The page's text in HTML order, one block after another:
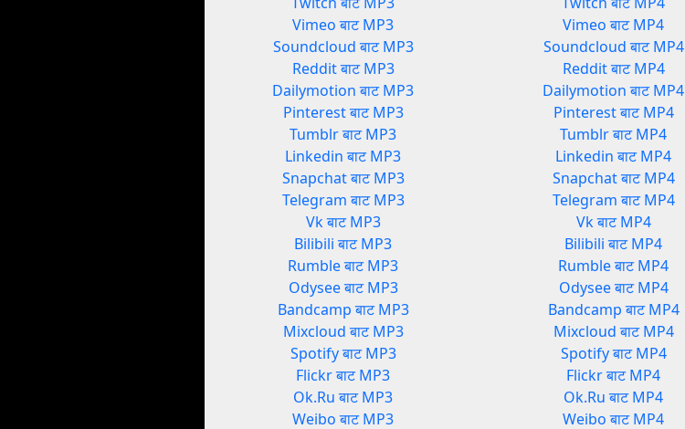
Vimeo बाट MP3
Soundcloud बाट MP3
Reddit बाट MP3
Dailymotion बाट MP3
Pinterest बाट MP3
Tumblr बाट MP3
Linkedin बाट MP3
Snapchat बाट MP3
Telegram बाट MP3
Vk बाट MP3
Bilibili बाट MP3
Rumble बाट MP3
Odysee बाट MP3
Bandcamp बाट MP3
Mixcloud बाट MP3
Spotify बाट MP3
Flickr बाट MP3
Ok.Ru बाट MP3
Weibo बाट MP3
Vimeo बाट MP4
Soundcloud बाट MP4
Reddit बाट MP4
Dailymotion बाट MP4
Pinterest बाट MP4
Tumblr बाट MP4
Linkedin बाट MP4
Snapchat बाट MP4
Telegram बाट MP4
Vk बाट MP4
Bilibili बाट MP4
Rumble बाट MP4
Odysee बाट MP4
Bandcamp बाट MP4
Mixcloud बाट MP4
Spotify बाट MP4
Flickr बाट MP4
Ok.Ru बाट MP4
Weibo बाट MP4